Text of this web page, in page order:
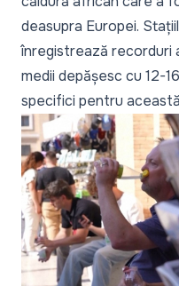
deasupra Europei.
înregistrează recorduri
medii depășesc cu 12-
specifici pentru